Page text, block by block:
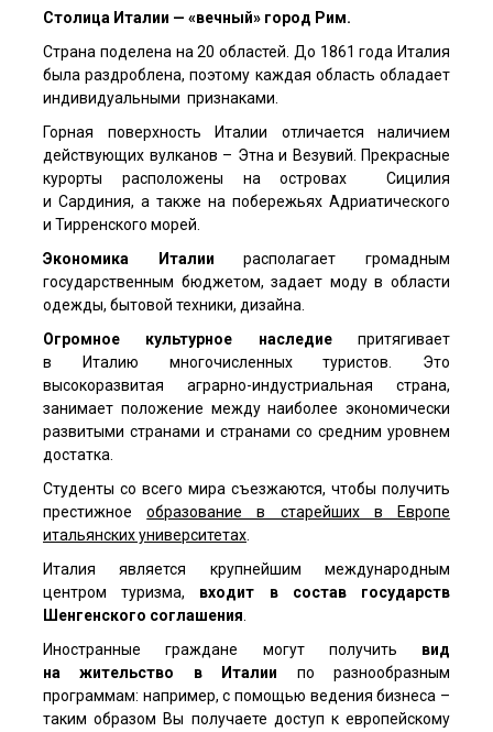
Столица Италии — «вечный» город Рим.
Страна поделена на 20 областей. До 1861 года Италия
была раздроблена, поэтому каждая область обладает
индивидуальными признаками.
Горная поверхность Италии отличается наличием
действующих вулканов – Этна и Везувий. Прекрасные
курорты расположены на островах Сицилия
и Сардиния, а также на побережьях Адриатического
и Тирренского морей.
Экономика Италии располагает громадным
государственным бюджетом, задает моду в области
одежды, бытовой техники, дизайна.
Огромное культурное наследиепритягивает
в Италию многочисленных туристов. Это
высокоразвитая аграрно-индустриальная страна,
занимает положение между наиболее экономически
развитыми странами и странами со средним уровнем
достатка.
Студенты со всего мира съезжаются, чтобы получить
престижноеобразование в старейших в Европе
итальянских университетах
Италия является крупнейшим международным
центром туризма, входит в состав государств
Шенгенского соглашения
Иностранные граждане могут получить вид
на жительство в Италии по разнообразным
программам: например, с помощью ведения бизнеса –
таким образом Вы получаете доступ к европейскому